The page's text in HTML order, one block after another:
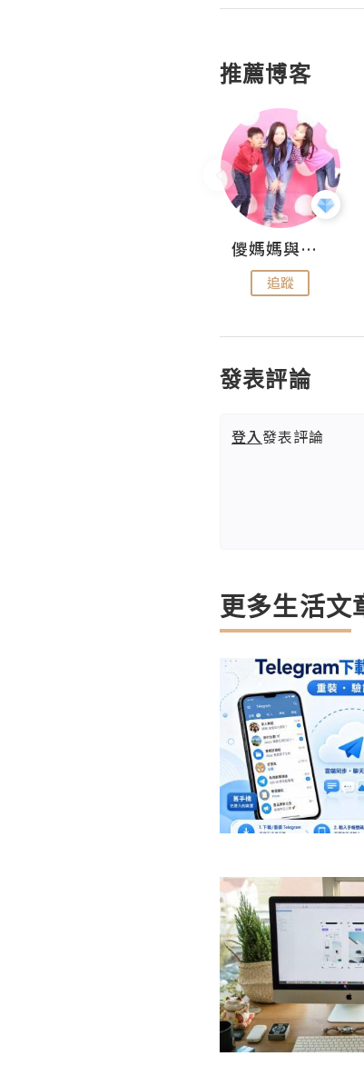
推薦博客
儍媽媽與兩隻小魔怪之家
追蹤
發表評論
登入發表評論
更多生活文